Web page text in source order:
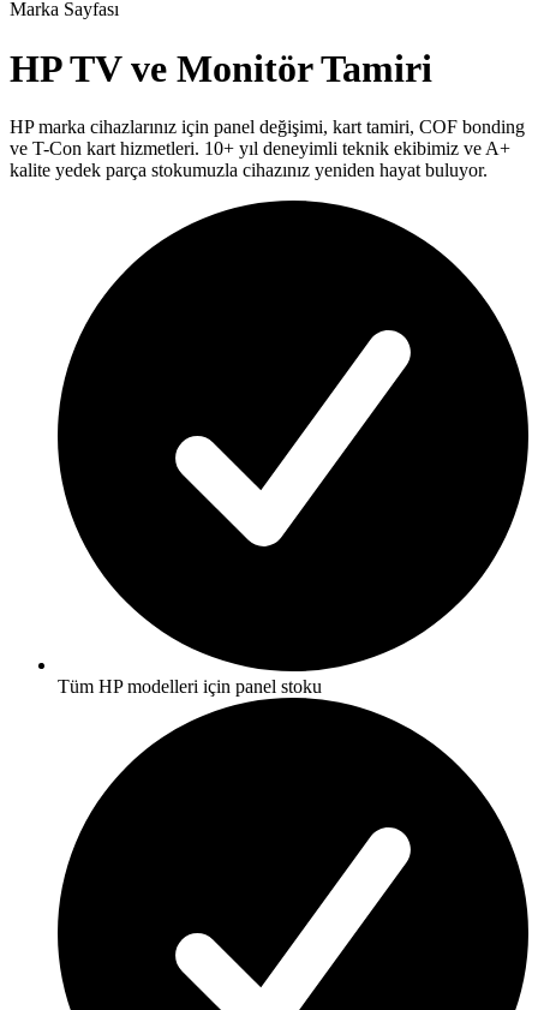
Marka Sayfası
HPTV ve Monitör Tamiri
HPmarka cihazlarınız için panel değişimi, kart tamiri, COF bonding
ve T-Con kart hizmetleri. 10+ yıl deneyimli teknik ekibimiz ve A+
kalite yedek parça stokumuzla cihazınız yeniden hayat buluyor.
Tüm HP modelleri için panel stoku